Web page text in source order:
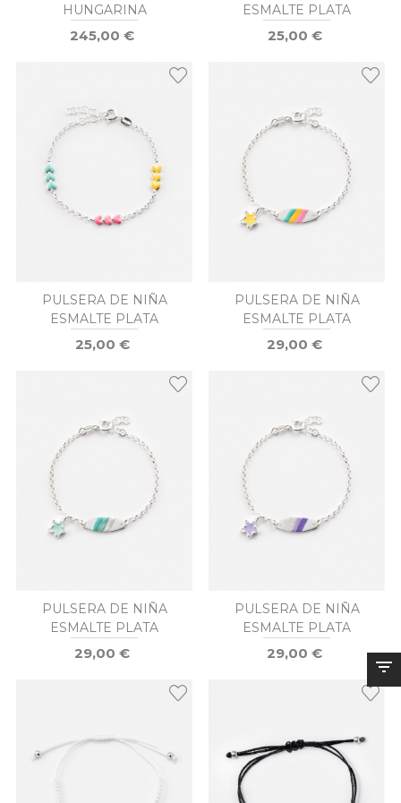
HUNGARINA
245,00 €
ESMALTE PLATA
25,00 €
PULSERA DE NIÑA
ESMALTE PLATA
25,00 €
PULSERA DE NIÑA
ESMALTE PLATA
29,00 €
PULSERA DE NIÑA
ESMALTE PLATA
29,00 €
PULSERA DE NIÑA
ESMALTE PLATA
29,00 €